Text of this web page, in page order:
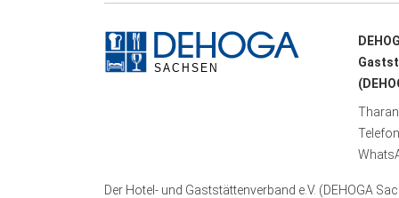
Der Hotel- und Gaststättenverband e.V. (DEHOGA